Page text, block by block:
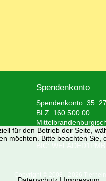
Spendenkonto
Spendenkonto: 35
BLZ: 160 500 00
IBAN: DE05 1605
BIC: WELADED1PMB
Copyright © 2008 - 2026
für den Betrieb der Seite,
möchten. Bitte beachten